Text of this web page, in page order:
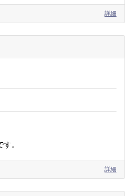
詳細
。
詳細